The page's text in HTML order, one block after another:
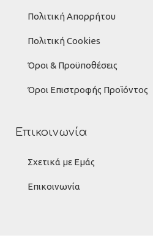
Πολιτική Απορρήτου
Πολιτική Cookies
Όροι & Προϋποθέσεις
Όροι Επιστροφής Προϊόντος
Επικοινωνία
Σχετικά με Εμάς
Επικοινωνία